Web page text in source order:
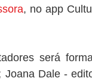
, no app
Joana Dale -